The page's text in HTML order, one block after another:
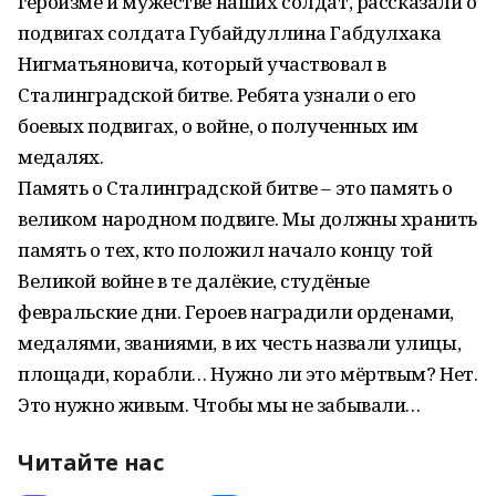
подвигах солдата Губайдуллина Габдулхака
Нигматьяновича, который участвовал в
Сталинградской битве. Ребята узнали о его
боевых подвигах, о войне, о полученных им
медалях.
Память о Сталинградской битве – это память о
великом народном подвиге. Мы должны хранить
память о тех, кто положил начало концу той
Великой войне в те далёкие, студёные
февральские дни. Героев наградили орденами,
медалями, званиями, в их честь назвали улицы,
площади, корабли… Нужно ли это мёртвым? Нет.
Это нужно живым. Чтобы мы не забывали…
Читайте нас